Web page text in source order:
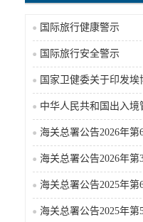
国际旅行健康警示
国际旅行安全警示